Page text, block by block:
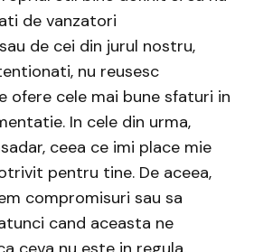
de vanzatori
de cei din jurul nostru,
nu reusesc
ofere cele mai bune sfaturi in
In cele din urma,
ceea ce imi place mie
pentru tine. De aceea,
compromisuri sau sa
cand aceasta ne